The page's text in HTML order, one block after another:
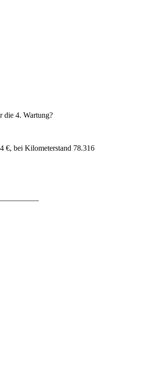
die 4. Wartung?
€, bei Kilometerstand 78.316